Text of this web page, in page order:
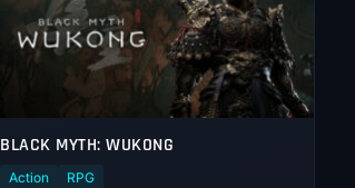
BLACK MYTH: WUKONG
Action
RPG